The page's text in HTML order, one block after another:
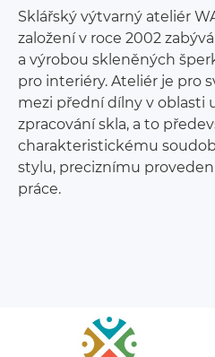
Sklářský výtvarný ateliér
založení v roce 2002
a výrobou skleněných
pro interiéry. Ateliér je pro
mezi přední dílny v oblasti
zpracování skla, a to
charakteristickému
stylu, preciznímu
práce.